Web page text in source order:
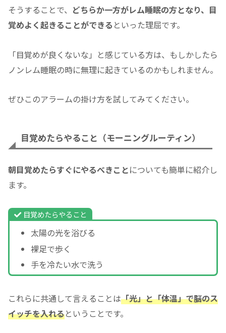
そうすることで、 どちらか一方がレム睡眠の方となり、目
覚めよく起きることができる といった理屈です。
「目覚めが良くないな」と感じている方は、もしかしたら
ノンレム睡眠の時に無理に起きているのかもしれません。
ぜひこのアラームの掛け方を試してみてください。
目覚めたらやること（モーニングルーティン）
朝目覚めたらすぐにやるべきことについても簡単に紹介し
ます。
目覚めたらやること
太陽の光を浴びる
裸足で歩く
手を冷たい水で洗う
これらに共通して言えることは「光」と「体温」で脳のス
イッチを入れるということです。